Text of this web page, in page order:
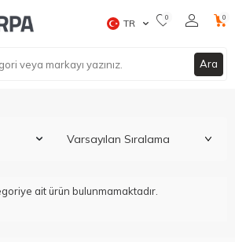
Ara
TR 0 0
ait ürün bulunmamaktadır.